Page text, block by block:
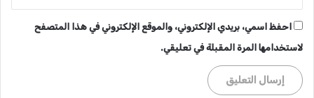
احفظ اسمي، بريدي الإلكتروني، والموقع الإلكتروني في هذا المتصفح
لاستخدامها المرة المقبلة في تعليقي.